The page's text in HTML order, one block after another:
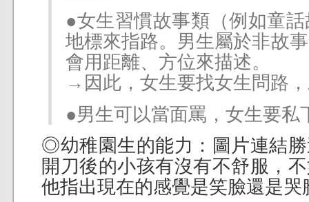
●女生習慣故事類（例如童
地標來指路。男生屬於非故
會用距離、方位來描述。
→因此，女生要找女生問路
●男生可以當面罵，女生要私
◎幼稚園生的能力：圖片連結
開刀後的小孩有沒有不舒服，
他指出現在的感覺是笑臉還是哭